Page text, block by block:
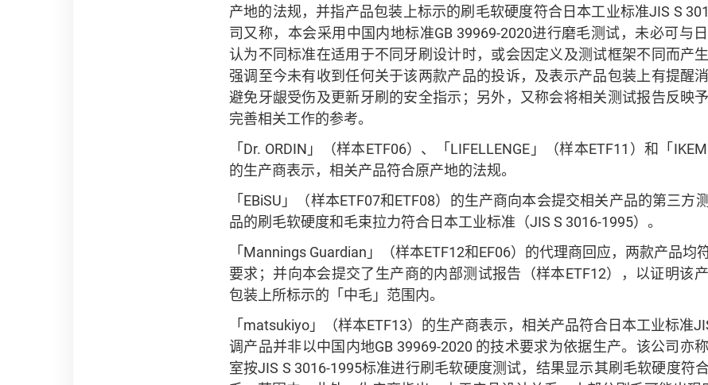
产地的法规，并指产品包装上标示的刷毛软硬度符合日本工业标准JIS S
司又称，本会采用中国内地标准GB 39969-2020进行磨毛测试，未必可与
认为不同标准在适用于不同牙刷设计时，或会因定义及测试框架不同而产
强调至今未有收到任何关于该两款产品的投诉，及表示产品包装上有提醒
避免牙龈受伤及更新牙刷的安全指示；另外，又称会将相关测试报告反映
完善相关工作的参考。
「Dr. ORDIN」（样本ETF06）、「LIFELLENGE」（样本ETF11）和「
的生产商表示，相关产品符合原产地的法规。
「EBiSU」（样本ETF07和ETF08）的生产商向本会提交相关产品的第三方
品的刷毛软硬度和毛束拉力符合日本工业标准（JIS S 3016-1995）。
「Mannings Guardian」（样本ETF12和EF06）的代理商回应，两款产品均
要求；并向本会提交了生产商的内部测试报告（样本ETF12），以证明该
包装上所标示的「中毛」范围内。
「matsukiyo」（样本ETF13）的生产商表示，相关产品符合日本工业标准
调产品并非以中国内地GB 39969-2020 的技术要求为依据生产。该公司亦
室按JIS S 3016-1995标准进行刷毛软硬度测试，结果显示其刷毛软硬度符